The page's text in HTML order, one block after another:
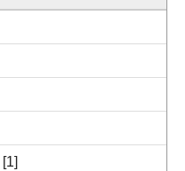
[1]